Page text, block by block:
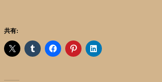
共有: